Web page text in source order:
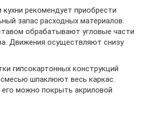
рекомендует приобрести
запас расходных материалов.
обрабатывают угловые части
Движения осуществляют снизу
гипсокартонных конструкций
шпаклюют весь каркас.
его можно покрыть акриловой